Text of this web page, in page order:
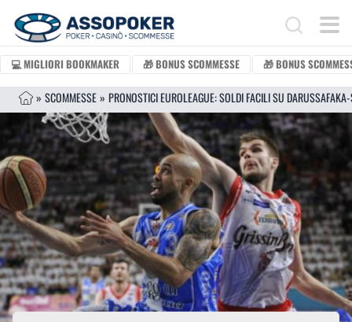
Vai al contenuto
Search for:
💻 MIGLIORI BOOKMAKER 🎁 BONUS SCOMMESSE 🎁 BONUS
» SCOMMESSE»